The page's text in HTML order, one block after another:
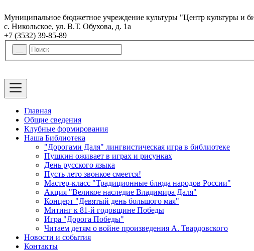
Муниципальное бюджетное учреждение культуры "Центр культуры и
с. Никольское, ул. В.Т. Обухова, д. 1а
+7 (3532) 39-85-89
Главная
Общие сведения
Клубные формирования
Наша Библиотека
"Дорогами Даля" лингвистическая игра в библиотеке
Пушкин оживает в играх и рисунках
День русского языка
Пусть лето звонкое смеется!
Мастер-класс "Традиционные блюда народов России"
Акция "Великое наследие Владимира Даля"
Концерт "Девятый день большого мая"
Митинг к 81-й годовщине Победы
Игра "Дорога Победы"
Читаем детям о войне произведения А. Твардовского
Новости и события
Контакты